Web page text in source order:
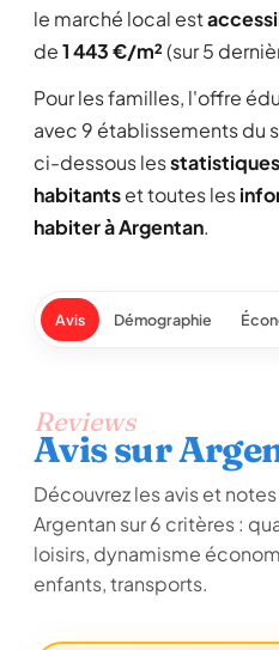
le marché local est
de1 443 €/m²(sur 5
Pour les familles, l'offre
avec 9 établissements du
ci-dessous les
habitantset toutes les
habiter à Argentan.
Avis Démographie
Reviews
Avis sur
Découvrez les avis et
Argentan sur 6 critères :
loisirs, dynamisme
enfants, transports.